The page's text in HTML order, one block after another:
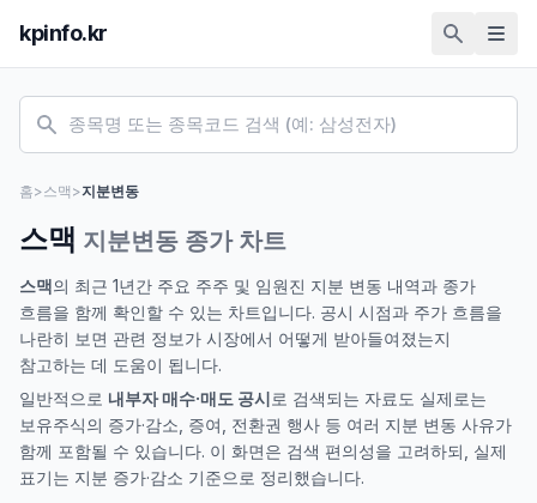
kpinfo.kr
홈>스맥 >지분변동
스맥 지분변동 종가 차트
스맥의 최근 1년간 주요 주주 및 임원진 지분 변동 내역과 종가
흐름을 함께 확인할 수 있는 차트입니다. 공시 시점과 주가 흐름을
나란히 보면 관련 정보가 시장에서 어떻게 받아들여졌는지
참고하는 데 도움이 됩니다.
일반적으로 내부자 매수·매도 공시로 검색되는 자료도 실제로는
보유주식의 증가·감소, 증여, 전환권 행사 등 여러 지분 변동 사유가
함께 포함될 수 있습니다. 이 화면은 검색 편의성을 고려하되, 실제
표기는 지분 증가·감소 기준으로 정리했습니다.